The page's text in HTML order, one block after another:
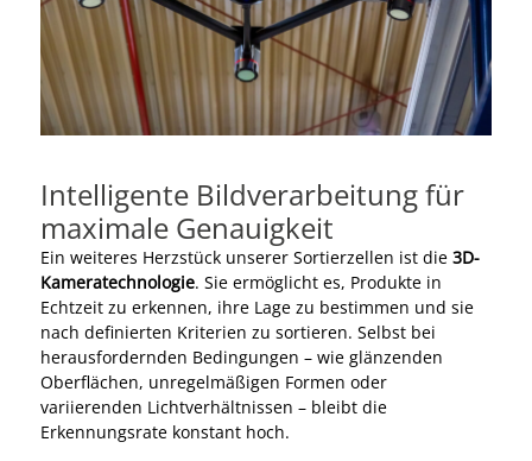
Intelligente Bildverarbeitung für
maximale Genauigkeit
Ein weiteres Herzstück unserer Sortierzellen ist die 3D-
Kameratechnologie. Sie ermöglicht es, Produkte in
Echtzeit zu erkennen, ihre Lage zu bestimmen und sie
nach definierten Kriterien zu sortieren. Selbst bei
herausfordernden Bedingungen – wie glänzenden
Oberflächen, unregelmäßigen Formen oder
variierenden Lichtverhältnissen – bleibt die
Erkennungsrate konstant hoch.